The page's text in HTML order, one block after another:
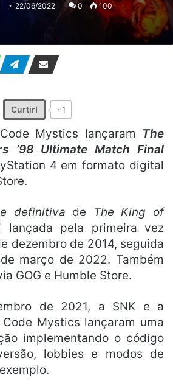
22/06/2022 0 100
Curtir! +1
Mystics lançaram The
’98 Ultimate Match Final
4 em formato digital
definitiva de The King of
lançada pela primeira vez
dezembro de 2014, seguida
março de 2022. Também
GOG e Humble Store.
de 2021, a SNK e a
Mystics lançaram uma
implementando o código
lobbies e modos de